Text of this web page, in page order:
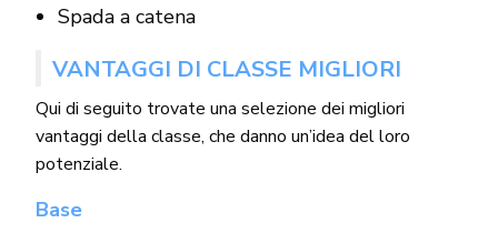
Spada a catena
VANTAGGI DI CLASSE MIGLIORI
Qui di seguito trovate una selezione dei migliori
vantaggi della classe, che danno un’idea del loro
potenziale.
Base